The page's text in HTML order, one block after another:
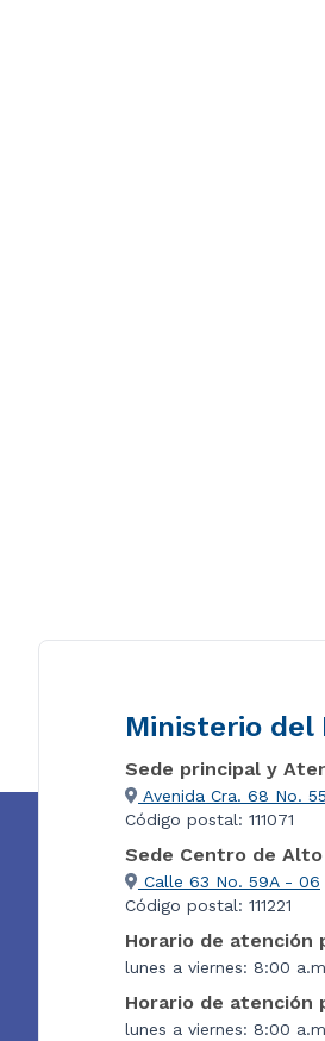
Ministerio del
Sede principal y
Avenida Cra. 68 No.
Código postal: 111071
Sede Centro de
Calle 63 No. 59A - 06
Código postal: 111221
Horario de atención
lunes a viernes: 8:00
Horario de atención
lunes a viernes: 8:00